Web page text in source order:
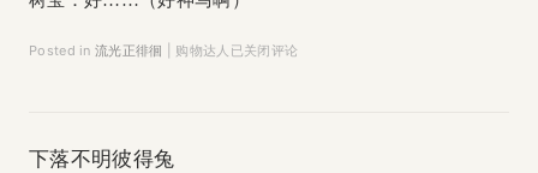
Posted in 流光正徘徊 购物达人 已关闭评论
下落不明彼得兔